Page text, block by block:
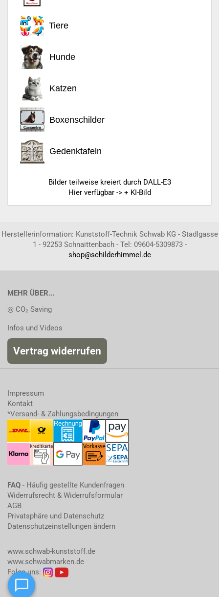
Tiere
Hunde
Katzen
Boxenschilder
Gedenktafeln
Bilder teilweise kreiert durch DALL-E3
Hier verfügbar -> + KI-Bild
Herstellerinformation: Kunststoff-Technik Schwab KG - Stadlgasse
1 - 92253 Schnaittenbach - Tel: 09604-5309873 -
shop@schilderhimmel.de
MEHR ÜBER...
◎ CO₂ Saving
Infos und Videos
Vertrag widerrufen
Impressum
Kontakt
*Versand- & Zahlungsbedingungen
FAQ - Häufig gestellte Kundenfragen
Widerrufsrecht & Widerrufsformular
AGB
Privatsphäre und Datenschutz
Datenschutzeinstellungen ändern
www.schwab-kunststoff.de
www.schwabmarken.de
Folge uns: